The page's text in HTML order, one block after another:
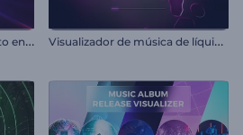
V
isualizador de túnel Infinito en loop V
isualizador de música de líquido en movimiento